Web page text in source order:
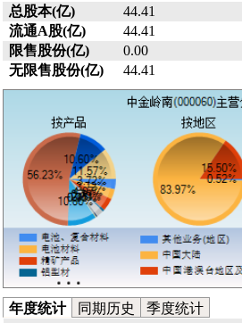
总股本(亿)
44.41
流通A股(亿)
44.41
限售股份(亿)
0.00
无限售股份(亿)
44.41
年度统计 同期历史 季度统计